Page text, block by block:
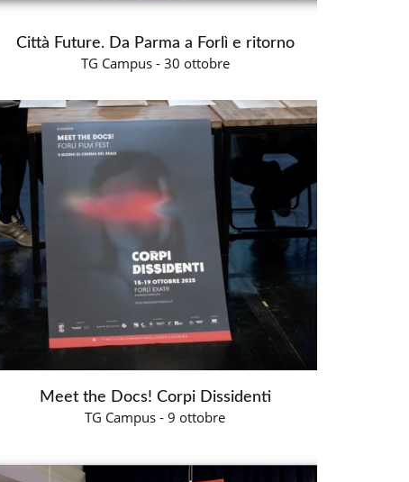
Città Future. Da Parma a Forlì e ritorno
TG Campus - 30 ottobre
Meet the Docs! Corpi Dissidenti
TG Campus - 9 ottobre